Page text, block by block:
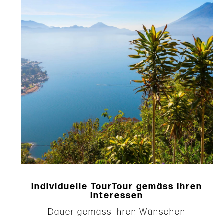
Individuelle TourTour gemäss Ihren
Interessen
Dauer gemäss Ihren Wünschen